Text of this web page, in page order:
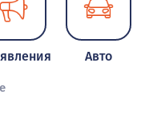
Авто